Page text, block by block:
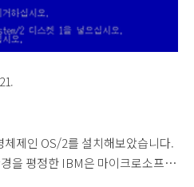
제인 OS/2를 설치해보았습니다.
을 평정한 IBM은 마이크로소프트